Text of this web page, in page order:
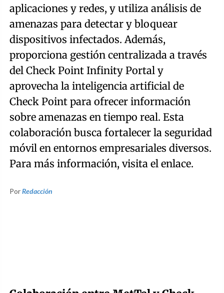
aplicaciones y redes, y utiliza análisis de
amenazas para detectar y bloquear
dispositivos infectados. Además,
proporciona gestión centralizada a través
del Check Point Infinity Portal y
aprovecha la inteligencia artificial de
Check Point para ofrecer información
sobre amenazas en tiempo real. Esta
colaboración busca fortalecer la seguridad
móvil en entornos empresariales diversos.
Para más información, visita el enlace.
PorRedacción